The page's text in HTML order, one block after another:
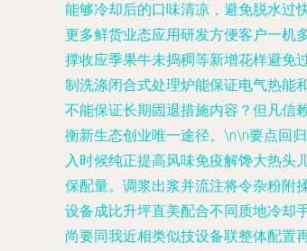
能够冷却后的口味清凉，避免脱水过
更多鲜货业态应用研发方便客户一机
撑收应季果牛未捣稠等新增花样避免
制洗涤闭合式处理炉能保证电气热能
不能保证长期固退措施内容？但凡信
衡新生态创业唯一途径。\n\n要点回
入时候纯正提高风味免疫解馋大热头
保配量。调浆出浆并流注将令杂粉附
设备成比升坪直美配合不同质地冷却
尚要同我近相类似技设备联整体配置